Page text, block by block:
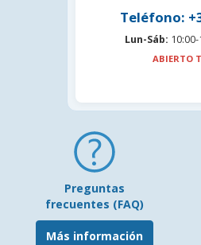
Teléfono:
Lun-Sáb:
ABIERTO
Preguntas
frecuentes (FAQ)
Más información